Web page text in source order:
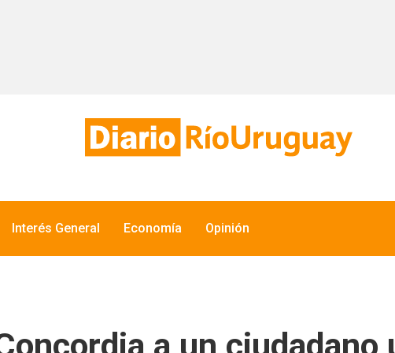
Interés General Economía Opinión
a un ciudadano